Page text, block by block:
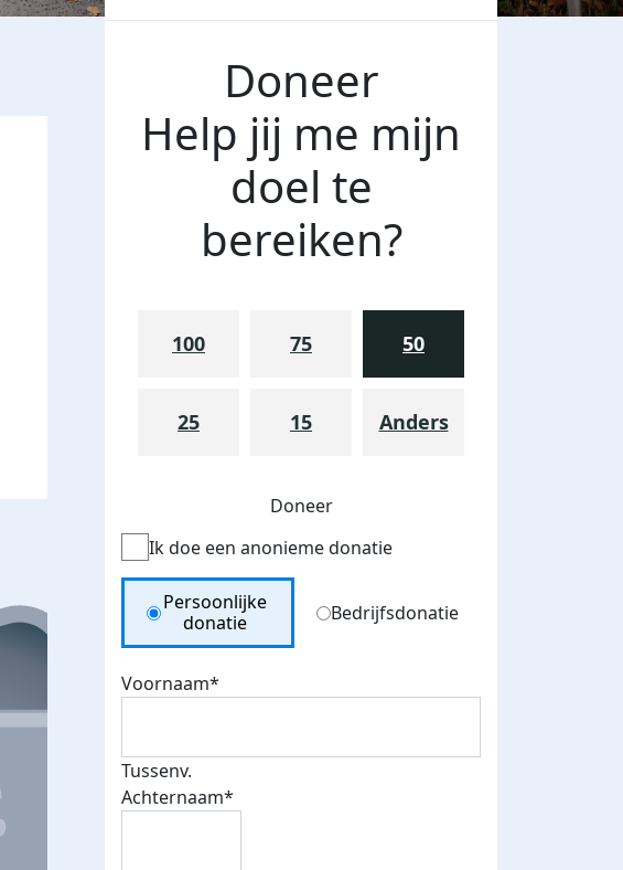
Doneer
Help jij me mijn
doel te
bereiken?
100 75 50
25 15 Anders
Doneer
Ik doe een anonieme donatie
Donation Type
Persoonlijke
donatie
Bedrijfsdonatie
Voornaam*
Tussenv.
Achternaam*